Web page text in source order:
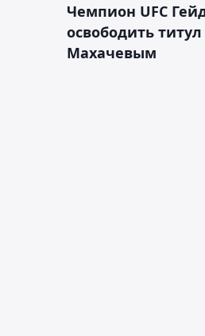
Чемпион UFC
освободить
Махачевым